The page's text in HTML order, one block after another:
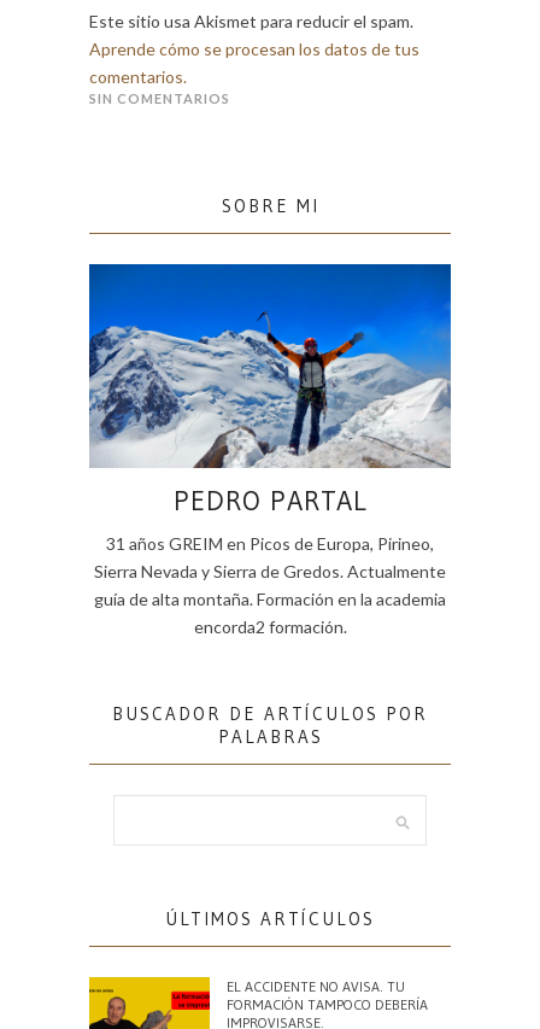
Este sitio usa Akismet para reducir el spam.
Aprende cómo se procesan los datos de tus
comentarios.
SIN COMENTARIOS
SOBRE MI
PEDRO PARTAL
31 años GREIM en Picos de Europa, Pirineo,
Sierra Nevada y Sierra de Gredos. Actualmente
guía de alta montaña. Formación en la academia
encorda2 formación.
BUSCADOR DE ARTÍCULOS POR
PALABRAS
ÚLTIMOS ARTÍCULOS
EL ACCIDENTE NO AVISA. TU
FORMACIÓN TAMPOCO DEBERÍA
IMPROVISARSE.